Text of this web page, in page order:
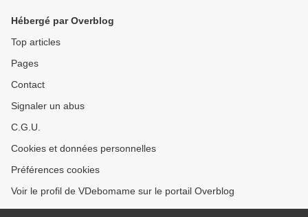
Hébergé par Overblog
Top articles
Pages
Contact
Signaler un abus
C.G.U.
Cookies et données personnelles
Préférences cookies
Voir le profil de VDebomame sur le portail Overblog